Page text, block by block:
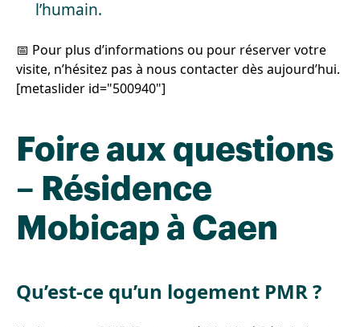
l’humain.
📅 Pour plus d’informations ou pour réserver votre
visite, n’hésitez pas à nous contacter dès aujourd’hui.
[metaslider id="500940"]
Foire aux questions
– Résidence
Mobicap à Caen
Qu’est-ce qu’un logement PMR ?